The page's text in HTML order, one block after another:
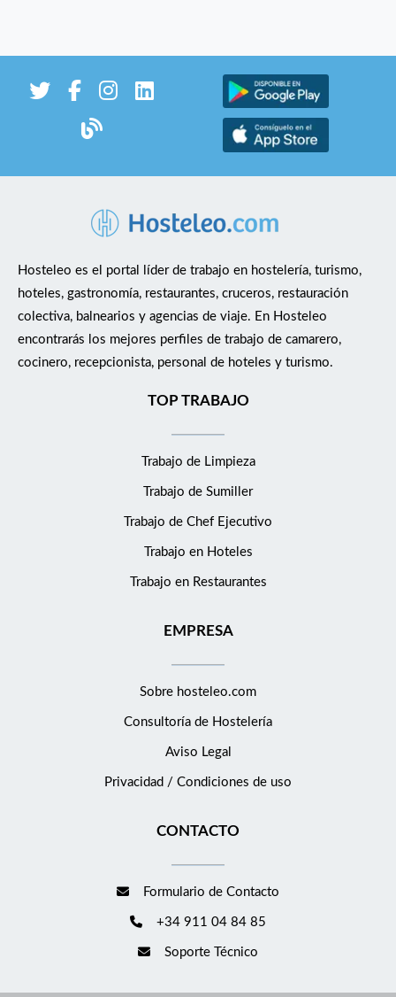
Hosteleo es el portal líder de trabajo en hostelería, turismo,
hoteles, gastronomía, restaurantes, cruceros, restauración
colectiva, balnearios y agencias de viaje. En Hosteleo
encontrarás los mejores perfiles de trabajo de camarero,
cocinero, recepcionista, personal de hoteles y turismo.
TOP TRABAJO
Trabajo de Limpieza
Trabajo de Sumiller
Trabajo de Chef Ejecutivo
Trabajo en Hoteles
Trabajo en Restaurantes
EMPRESA
Sobre hosteleo.com
Consultoría de Hostelería
Aviso Legal
Privacidad / Condiciones de uso
CONTACTO
Formulario de Contacto
+34 911 04 84 85
Soporte Técnico